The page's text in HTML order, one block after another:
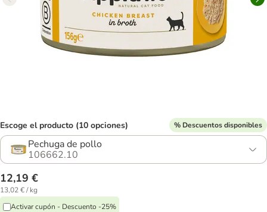
Escoge el producto (10 opciones) % Descuentos disponibles
Pechuga de pollo
106662.10
12,19 €
13,02 € / kg
Activar cupón - Descuento -25%